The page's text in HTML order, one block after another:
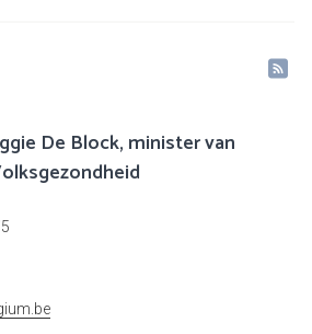
De Block, minister van